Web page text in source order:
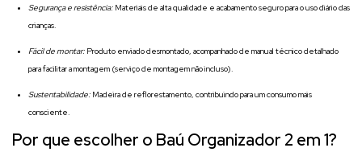
Segurança e resistência: Materiais de alta qualidade e acabamento seguro para o uso diário das
crianças.
Fácil de montar: Produto enviado desmontado, acompanhado de manual técnico detalhado
para facilitar a montagem (serviço de montagem não incluso).
Sustentabilidade: Madeira de reflorestamento, contribuindo para um consumo mais
consciente.
Por que escolher o Baú Organizador 2 em 1?